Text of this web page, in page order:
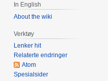
In English
About the wiki
Verktøy
Lenker hit
Relaterte endringer
Atom
Spesialsider